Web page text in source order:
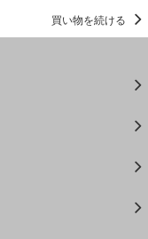
買い物を続ける